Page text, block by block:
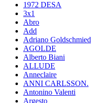
1972 DESA
3x1
Abro
Add
Adriano Goldschmied
AGOLDE
Alberto Biani
ALLUDE
Anneclaire
ANNI CARLSSON.
Antonino Valenti
Argesto